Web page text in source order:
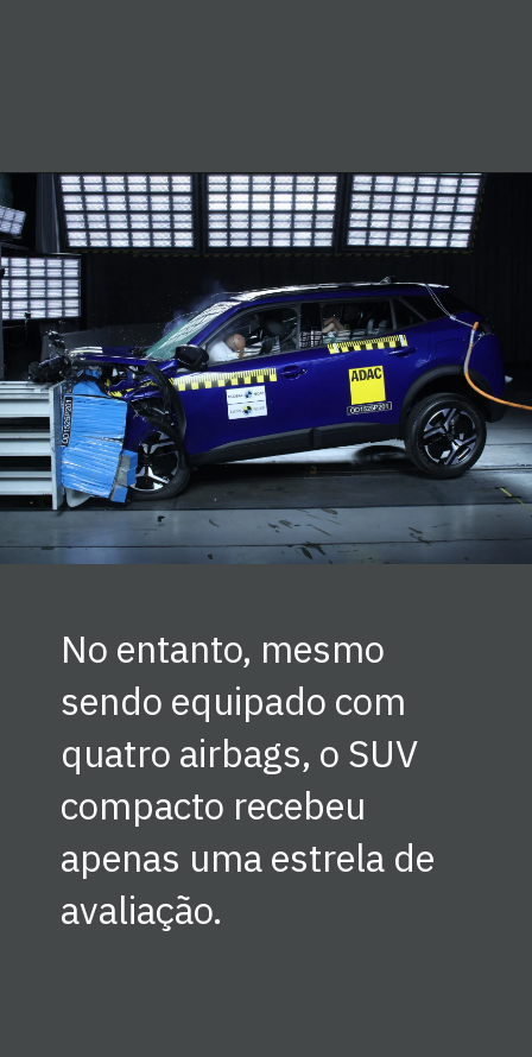
No entanto, mesmo
sendo equipado com
quatro airbags, o SUV
compacto recebeu
apenas uma estrela de